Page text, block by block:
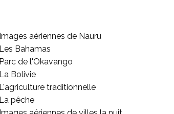
Images aériennes de Nauru
Les Bahamas
Parc de l'Okavango
La Bolivie
L'agriculture traditionnelle
La pêche